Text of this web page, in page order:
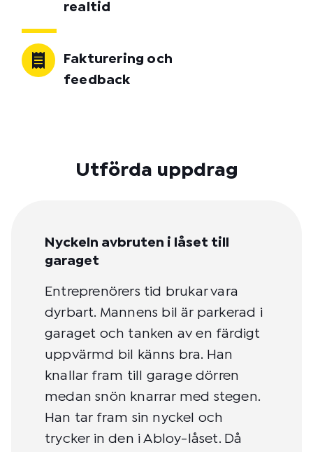
realtid
Fakturering och
feedback
Utförda uppdrag
Nyckeln avbruten i låset till
garaget
Entreprenörers tid brukar vara
dyrbart. Mannens bil är parkerad i
garaget och tanken av en färdigt
uppvärmd bil känns bra. Han
knallar fram till garage dörren
medan snön knarrar med stegen.
Han tar fram sin nyckel och
trycker in den i Abloy-låset. Då